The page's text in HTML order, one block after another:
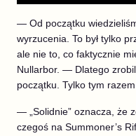
— Od początku
wyrzucenia. To był tylko
ale nie to, co faktycznie
Nullarbor. — Dlatego
początku. Tylko tym
— „Solidnie” oznacza, że
czegoś na Summoner’s